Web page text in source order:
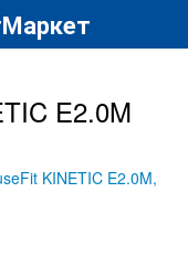
E2.0M